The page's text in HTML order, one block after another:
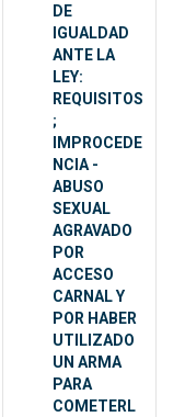
DE
IGUALDAD
ANTE LA
LEY:
REQUISITOS
;
IMPROCEDE
NCIA -
ABUSO
SEXUAL
AGRAVADO
POR
ACCESO
CARNAL Y
POR HABER
UTILIZADO
UN ARMA
PARA
COMETERL